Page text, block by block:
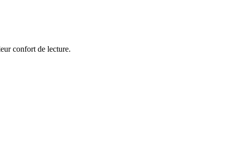
confort de lecture.